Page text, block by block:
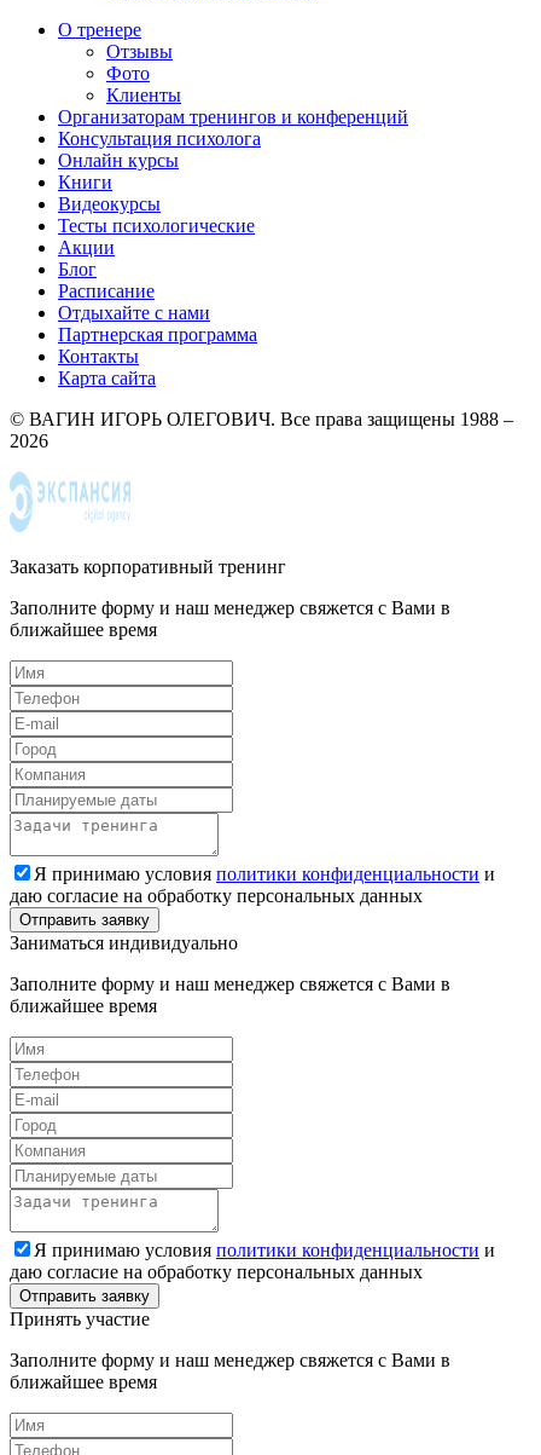
О тренере
Отзывы
Фото
Клиенты
Организаторам тренингов и конференций
Консультация психолога
Онлайн курсы
Книги
Видеокурсы
Тесты психологические
Акции
Блог
Расписание
Отдыхайте с нами
Партнерская программа
Контакты
Карта сайта
© ВАГИН ИГОРЬ ОЛЕГОВИЧ. Все права защищены 1988 –
2026
Заказать корпоративный тренинг
Заполните форму и наш менеджер свяжется с Вами в
ближайшее время
Я принимаю условия политики конфиденциальности и
даю согласие на обработку персональных данных
Заниматься индивидуально
Заполните форму и наш менеджер свяжется с Вами в
ближайшее время
Я принимаю условия политики конфиденциальности и
даю согласие на обработку персональных данных
Принять участие
Заполните форму и наш менеджер свяжется с Вами в
ближайшее время